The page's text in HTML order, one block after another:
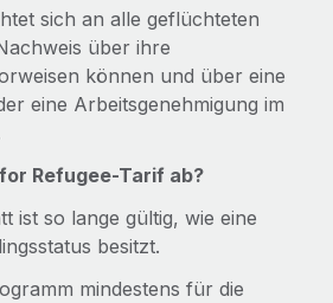
sich an alle geflüchteten
über ihre
können und über eine
eine Arbeitsgenehmigung im
Refugee-Tarif ab?
ist so lange gültig, wie eine
besitzt.
mindestens für die